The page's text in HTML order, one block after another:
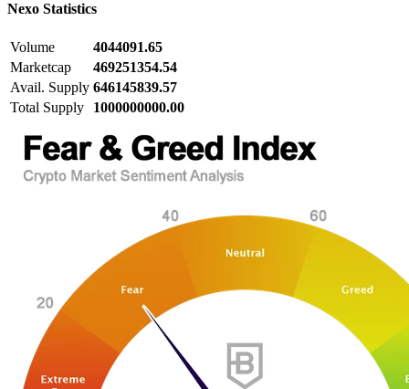
Nexo Statistics
Volume
4044091.65
Marketcap
469251354.54
Avail. Supply 646145839.57
Total Supply
1000000000.00